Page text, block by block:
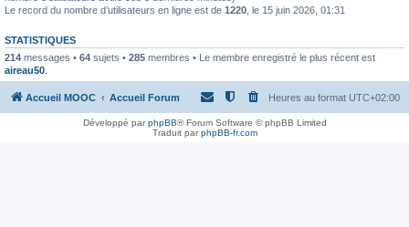
Le record du nombre d’utilisateurs en ligne est de 1220 , le 15 juin 2026, 01:31
STATISTIQUES
214 messages • 64 sujets • 285 membres • Le membre enregistré le plus récent est
aireau50
Accueil MOOC Accueil Forum Heures au format UTC+02:00
Développé parphpBB® Forum Software © phpBB Limited
Traduit parphpBB-fr.com